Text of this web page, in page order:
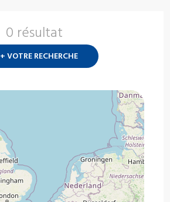
0 résultat
+ VOTRE RECHERCHE